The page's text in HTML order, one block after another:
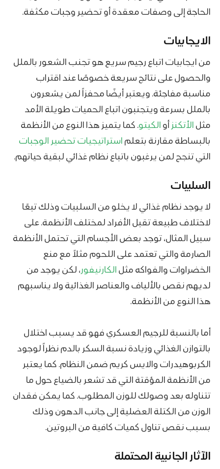
الحاجة إلى وصفات معقدة أو تحضير وجبات مكثفة.
الايجابيات
من ايجابيات اتباع رجيم سريع هو تجنب الشعور بالملل
والحصول على نتائج سريعة خصوصًا عند اقتراب
مناسبة مفاجئة. ويعتبر أيضًا محفزاً لمن يشعرون
بالملل بسرعة ويتجنبون اتباع الحميات طويلة الأمد
مثل الأتكنز أو الكيتو. كما يتميز هذا النوع من الأنظمة
بالبساطة مقارنة بتعلم استراتيجيات تحضير الوجبات
التي تنجح لمن يرغبون باتباع نظام غذائي لبقية حياتهم.
السلبيات
لا يوجد نظام غذائي لا يخلو من السلبيات وذلك تبعًا
لاختلاف طبيعة تقبل الأفراد لمختلف الأنظمة. على
سبيل المثال، توجد بعض الأجسام التي تحتمل الأنظمة
الصارمة والتي تعتمد على اللحوم مثلاً مع منع
الخضراوات والفواكه مثل الكارنيفور، لكن يوجد من
لديهم نقص بالألياف والعناصر الغذائية ولا يناسبهم
هذا النوع من الأنظمة.
أما بالنسبة للرجيم العسكري فهو قد يسبب اختلال
بالتوازن الغذائي وزيادة نسبة السكر بالدم نظراً لوجود
الكربوهيدرات والايس كريم ضمن النظام. كما يعتبر
من الأنظمة المؤقتة التي قد تشعر بالضياع حول ما
تتناوله بعد وصولك للوزن المطلوب. كما يمكن فقدان
الوزن من الكتلة العضلية إلى جانب الدهون وذلك
بسبب نقص تناول كميات كافية من البروتين.
الآثار الجانبية المحتملة